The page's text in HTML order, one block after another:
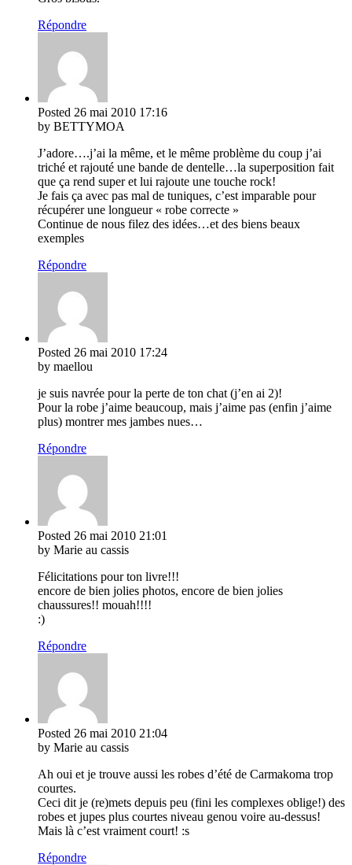
Répondre
Posted 26 mai 2010 17:16
by BETTYMOA
J’adore….j’ai la même, et le même problème du coup j’ai
triché et rajouté une bande de dentelle…la superposition fait
que ça rend super et lui rajoute une touche rock!
Je fais ça avec pas mal de tuniques, c’est imparable pour
récupérer une longueur « robe correcte »
Continue de nous filez des idées…et des biens beaux
exemples
Répondre
Posted 26 mai 2010 17:24
by maellou
je suis navrée pour la perte de ton chat (j’en ai 2)!
Pour la robe j’aime beaucoup, mais j’aime pas (enfin j’aime
plus) montrer mes jambes nues…
Répondre
Posted 26 mai 2010 21:01
by Marie au cassis
Félicitations pour ton livre!!!
encore de bien jolies photos, encore de bien jolies
chaussures!! mouah!!!!
:)
Répondre
Posted 26 mai 2010 21:04
by Marie au cassis
Ah oui et je trouve aussi les robes d’été de Carmakoma trop
courtes.
Ceci dit je (re)mets depuis peu (fini les complexes oblige!) des
robes et jupes plus courtes niveau genou voire au-dessus!
Mais là c’est vraiment court! :s
Répondre